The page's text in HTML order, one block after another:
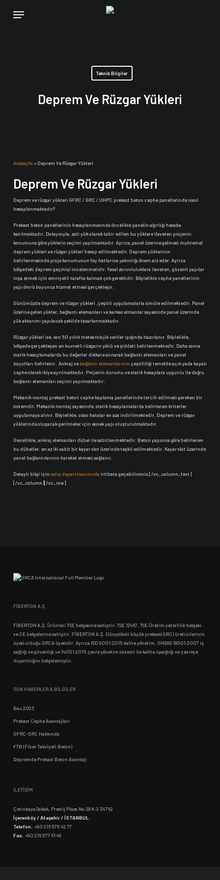
Menu
Teknik Bilgiler
Deprem Ve Rüzgar Yükleri
Anasayfa » Deprem Ve Rüzgar Yükleri
Deprem Ve Rüzgar Yükleri
Deprem ve rüzgar yükleri GFRC / GRC / UHPC prekast beton cephe panellerinde nasıl
hesaplanmaktadır?
Prekast beton panellerinin hesaplanmasında öncelikle panelin ağırlığı hesaba
katılmaktadır. Dolayısıyla, zati yük olarak tabir edilen bu yüklere ilaveten projenin
konumuna göre yüklerin seçimi yapılmaktadır. Ayrıca,panel üzerine gelmesi muhtemel
deprem yükleri ve rüzgar yükleri hesap edilmektedir. Deprem yüklerinin
belirlenmesinde proje konumunun fay hatlarına yakınlığı önem arz eder. Ayrıca
bölgedeki deprem geçmişi incelenmelidir. Yasal zorunluluklara ilaveten, güvenli yapılar
inşa etmek için emniyetli tarafta kalmak çok gereklidir. Böylelikle cephe panellerinin
yapı ömrü boyunca hizmet etmesi gerçekleşir.
Günümüzde deprem ve rüzgar yükleri ,çeşitli uygulamalarla simüle edilmektedir. Panel
üzerine gelen yükler, bağlantı elemanları ve karkas elmanlar sayesinde panel üzerinde
yük aktarımı yapılacak şekilde tasarlanmaktadır.
Rüzgar yükleri ise, son 50 yıllık meteorolojik veriler ışığında hazırlanır. Böylelikle,
bölgede gerçekleşen en kuvvetli rüzgarın yönü ve şiddeti belirlenmektedir. Daha sonra
statik hesaplamalarda bu değerler dikkate alınarak bağlantı elemanları ve panel
boyutları belirlenir. Ankraj ve bağlantı elemanlarının çeşitliliği temelde açık yada kapalı
cephe olarak ikiye ayrılmaktadır. Projenin durumu ve statik hesaplara uygunlu ile doğru
bağlantı elemanları seçimi yapılmaktadır.
Mekanik montaj prekast beton cephe kaplama panellerinde tercih edilmesi gereken bir
sistemdir. Mekanik montaj sayesinde, statik hesaplamalarda belirlenen kriterler
uygulamaya alınır. Böylelikle, olası hatalar en aza indirilmektedir. Deprem ve rüzgar
yüklerinde oluşacak gerilmeler için esnek yapı oluşturulmaktadır.
Genellikle, ankraj elemanları dübel ile sabitlenmektedir. Beton yapısına göre belirlenen
bu dübeller, en az iki sabit bir kayar slot üzerinde teşkil edilmektedir. Kayar slot üzerinde
panel bağlantılarının hareket etmesi sağlanır.
Detaylı bilgi için satış departmanımızla irtibata geçebilirsiniz.[/vc_column_text]
[/vc_column][/vc_row]
FİBERTON A.Ş.
FİBERTON A.Ş. Ürünleri TSE belgesine sahiptir. TSE 12467, TSE Üretim yeterlilik belgesi
ve CE belgelerine sahiptir. FİBERTON A.Ş. Dünya’daki büyük prekast(GRC) üreticilerinin
üyesi olduğu GRCA üyesidir. Ayrıca ISO 9001:2015 kalite yönetim, OHSAS 18001:2007 iş
sağlığı ve güvenliği ve 14001:2015 çevre yönetim sistemi ile kalite,işsağlığı ve çevreye
duyarlılığını belgelemiştir.
SON HABERLER & BİLGİLER
Bau 2023
Prekast Cephe Avantajları
GFRC-GRC Hakkında
FTB (Fiber Takviyeli Beton)
Depremde Prekast Beton Avantajı
İLETİŞİM
Çetinkaya Sokak, Prestij Plaza No:28 K:3 34752
İçerenköy / Ataşehir / İSTANBUL
Telefon: +90 216 575 42 77
Fax: +90 216 577 61 49